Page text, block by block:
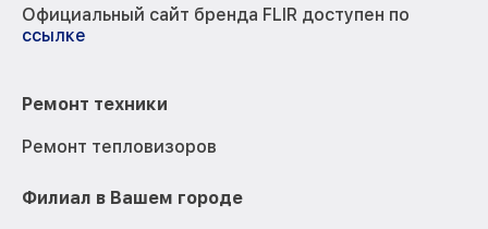
Официальный сайт бренда FLIR доступен по
ссылке
Ремонт техники
Ремонт тепловизоров
Филиал в Вашем городе